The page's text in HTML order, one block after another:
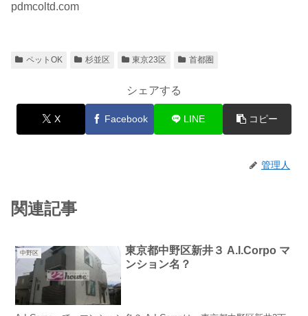
pdmcoltd.com
ペットOK 杉並区 東京23区 首都圏
シェアする
X Facebook LINE コピー
管理人
関連記事
中野区
東京都中野区新井３ A.I.Corpo マ
ンション名？